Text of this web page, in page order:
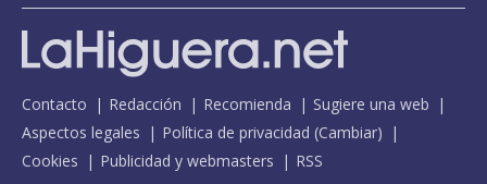
Contacto Redacción Recomienda
Sugiere una web
Aspectos legales
Política de privacidad (Cambiar)
Cookies
Publicidad y webmasters RSS